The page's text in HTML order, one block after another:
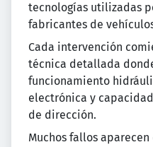
tecnologías utilizadas
fabricantes de
Cada intervención
técnica detallada
funcionamiento
electrónica y
de dirección.
Muchos fallos